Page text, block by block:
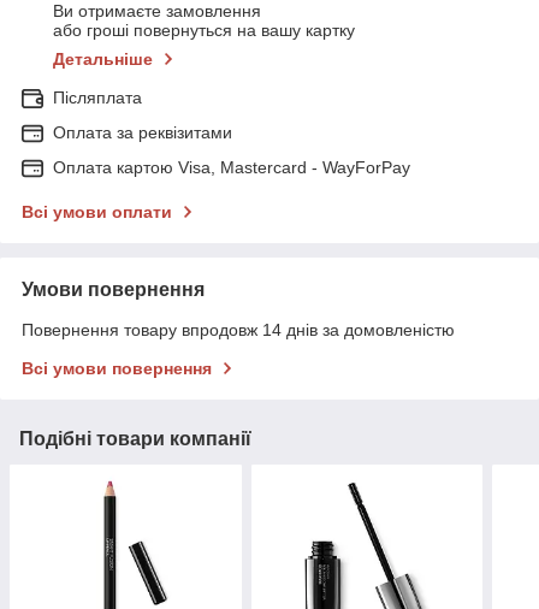
Ви отримаєте замовлення
або гроші повернуться на вашу картку
Детальніше
Післяплата
Оплата за реквізитами
Оплата картою Visa, Mastercard - WayForPay
Всі умови оплати
Умови повернення
Повернення товару впродовж 14 днів за домовленістю
Всі умови повернення
Подібні товари компанії